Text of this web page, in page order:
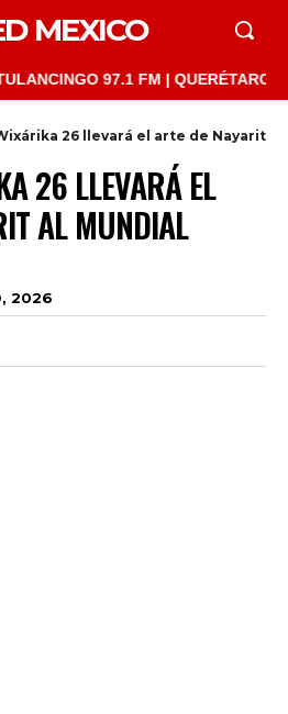
MEXICO
97.1 FM | QUERÉTARO
26 llevará el arte de Nayarit
26 LLEVARÁ EL
AL MUNDIAL
2026